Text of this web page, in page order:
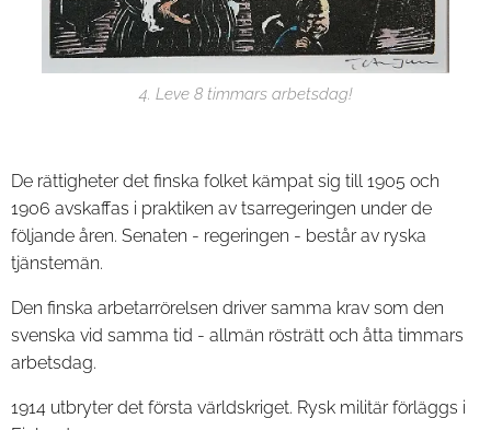
4. Leve 8 timmars arbetsdag!
De rättigheter det finska folket kämpat sig till 1905 och
1906 avskaffas i praktiken av tsarregeringen under de
följande åren. Senaten - regeringen - består av ryska
tjänstemän.
Den finska arbetarrörelsen driver samma krav som den
svenska vid samma tid - allmän rösträtt och åtta timmars
arbetsdag.
1914 utbryter det första världskriget. Rysk militär förläggs i